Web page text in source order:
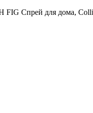
FIG Спрей для дома,